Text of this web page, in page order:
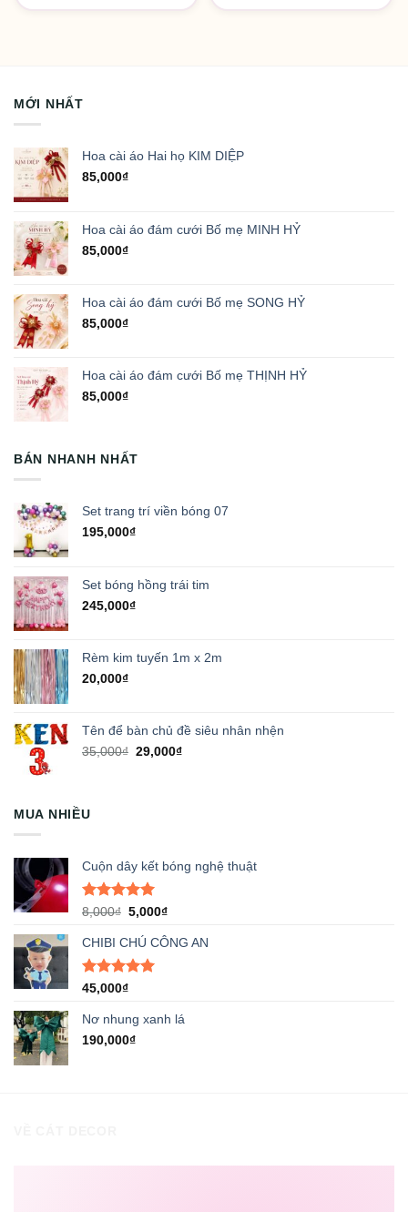
MỚI NHẤT
Hoa cài áo Hai họ KIM DIỆP
85,000₫
Hoa cài áo đám cưới Bố mẹ MINH HỶ
85,000₫
Hoa cài áo đám cưới Bố mẹ SONG HỶ
85,000₫
Hoa cài áo đám cưới Bố mẹ THỊNH HỶ
85,000₫
BÁN NHANH NHẤT
Set trang trí viền bóng 07
195,000₫
Set bóng hồng trái tim
245,000₫
Rèm kim tuyến 1m x 2m
20,000₫
Tên để bàn chủ đề siêu nhân nhện
35,000₫ Giá
29,000₫Giá
MUA NHIỀU
Cuộn dây kết bóng nghệ thuật
Được xếp
5 sao
8,000₫ Giá
là:
8,000₫.
5,000₫Giá
tại
CHIBI CHÚ CÔNG AN
Được xếp
5 sao
45,000₫
Nơ nhung xanh lá
190,000₫